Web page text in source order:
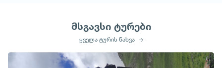
მსგავსი ტურები
ყველა ტურის ნახვა